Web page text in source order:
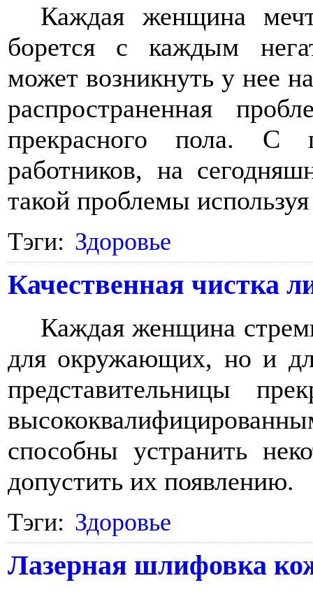
Каждая женщина
борется с каждым
может возникнуть у нее
распространенная
прекрасного пола. С
работников, на
такой проблемы
Тэги: Здоровье
Качественная чистка
Каждая женщина
для окружающих, но и
представительницы
способны устранить
допустить их появлению.
Тэги: Здоровье
Лазерная шлифовка